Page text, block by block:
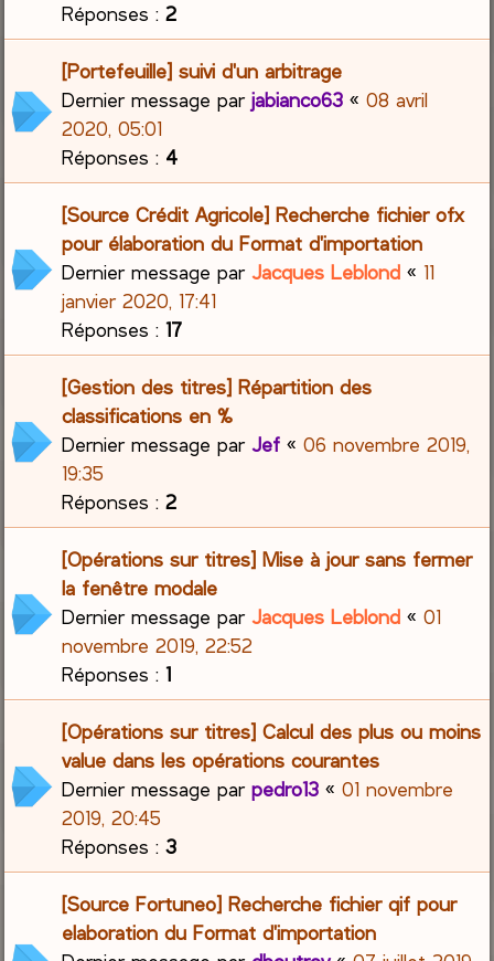
Réponses :2
[Portefeuille] suivi d'un arbitrage
Dernier message parjabianco63 «08 avril
2020, 05:01
Réponses : 4
[Source Crédit Agricole] Recherche fichier ofx
pour élaboration du Format d'importation
Dernier message parJacques Leblond « 11
janvier 2020, 17:41
Réponses :17
[Gestion des titres] Répartition des
classifications en %
Dernier message parJef «06 novembre 2019,
19:35
Réponses :2
[Opérations sur titres] Mise à jour sans fermer
la fenêtre modale
Dernier message parJacques Leblond «01
novembre 2019, 22:52
Réponses :1
[Opérations sur titres] Calcul des plus ou moins
value dans les opérations courantes
Dernier message parpedro13 «01 novembre
2019, 20:45
Réponses :3
[Source Fortuneo] Recherche fichier qif pour
elaboration du Format d'importation